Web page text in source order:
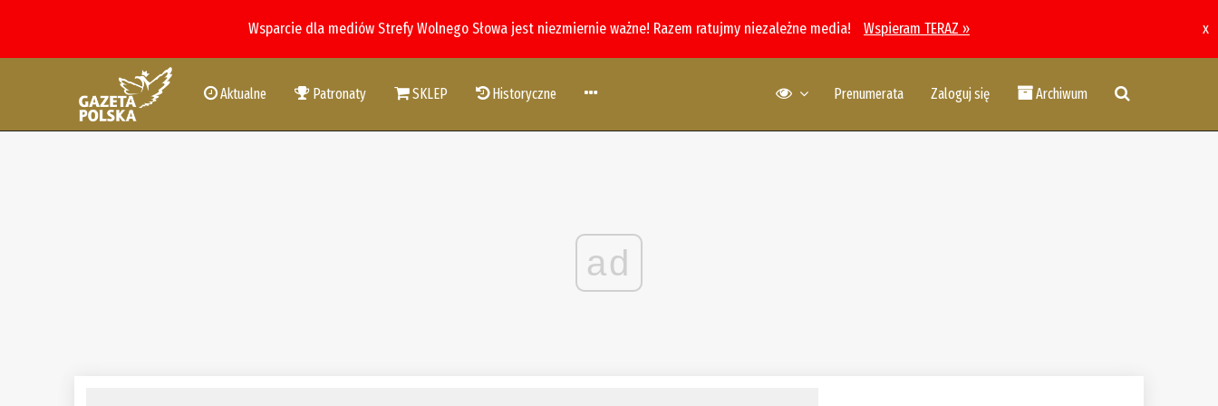
Wsparcie dla mediów Strefy Wolnego Słowa jest niezmiernie ważne! Razem ratujmy niezależne media! Wspieram TERAZ » x
Aktualne Patronaty SKLEP Historyczne Prenumerata Zaloguj się Archiwum
ad